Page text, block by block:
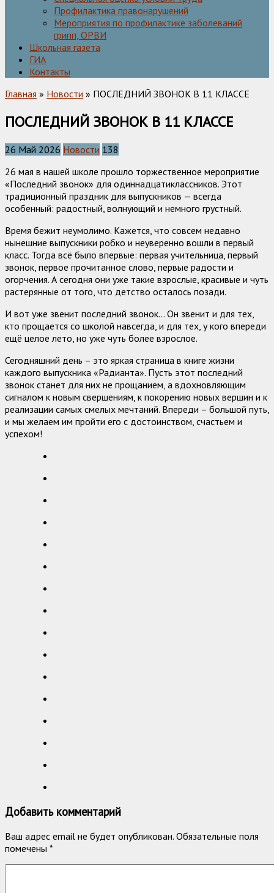
Профилактика правонарушений
Мероприятия по профилактике заболеваний
грипп, ОРВИ
Школьная газета
ГИА
Контакты
Главная » Новости » ПОСЛЕДНИЙ ЗВОНОК В 11 КЛАССЕ
ПОСЛЕДНИЙ ЗВОНОК В 11 КЛАССЕ
26 Май 2026 Новости 138
26 мая в нашей школе прошло торжественное мероприятие
«Последний звонок» для одиннадцатиклассников. Этот
традиционный праздник для выпускников — всегда
особенный: радостный, волнующий и немного грустный.
Время бежит неумолимо. Кажется, что совсем недавно
нынешние выпускники робко и неуверенно вошли в первый
класс. Тогда всё было впервые: первая учительница, первый
звонок, первое прочитанное слово, первые радости и
огорчения. А сегодня они уже такие взрослые, красивые и чуть
растерянные от того, что детство осталось позади.
И вот уже звенит последний звонок… Он звенит и для тех,
кто прощается со школой навсегда, и для тех, у кого впереди
ещё целое лето, но уже чуть более взрослое.
Сегодняшний день – это яркая страница в книге жизни
каждого выпускника «Радианта». Пусть этот последний
звонок станет для них не прощанием, а вдохновляющим
сигналом к новым свершениям, к покорению новых вершин и к
реализации самых смелых мечтаний. Впереди – большой путь,
и мы желаем им пройти его с достоинством, счастьем и
успехом!
Добавить комментарий
Ваш адрес email не будет опубликован. Обязательные поля
помечены *